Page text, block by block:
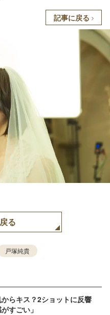
記事に戻る
る
戸塚純貴
らキス？2ショットに反響
すごい」